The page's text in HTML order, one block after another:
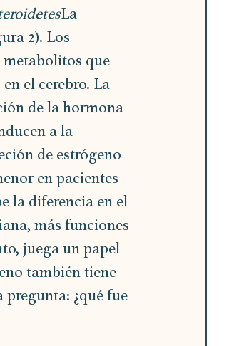
La
2). Los
que
el cerebro. La
de la hormona
a la
de estrógeno
en pacientes
la diferencia en el
más funciones
juega un papel
también tiene
¿qué fue